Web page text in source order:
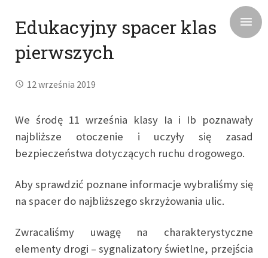
Edukacyjny spacer klas
pierwszych
12 września 2019
We środę 11 września klasy Ia i Ib poznawały
najbliższe otoczenie i uczyły się zasad
bezpieczeństwa dotyczących ruchu drogowego.
Aby sprawdzić poznane informacje wybraliśmy się
na spacer do najbliższego skrzyżowania ulic.
Zwracaliśmy uwagę na charakterystyczne
elementy drogi – sygnalizatory świetlne, przejścia